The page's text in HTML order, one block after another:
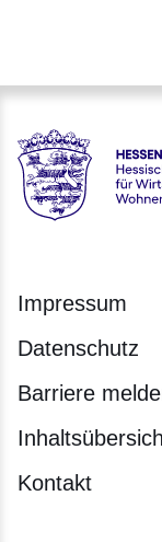
Hessen -
Impressum
Datenschutz
Barriere
Kontakt